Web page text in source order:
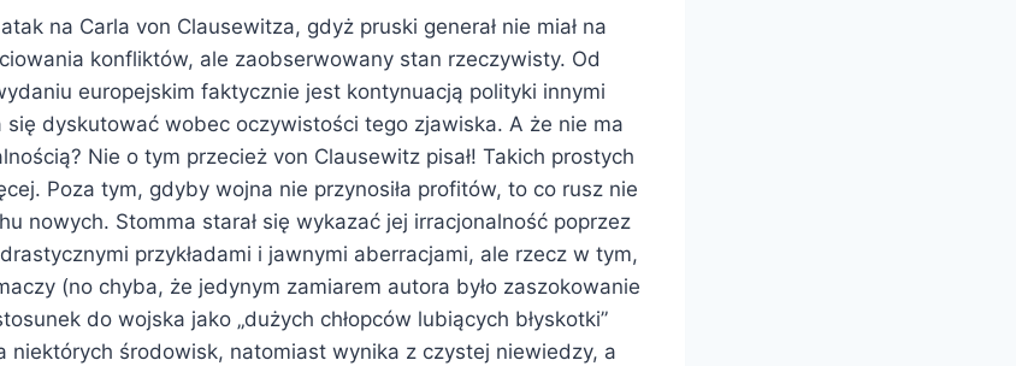
na Carla von Clausewitza, gdyż pruski generał nie miał na
konfliktów, ale zaobserwowany stan rzeczywisty. Od
europejskim faktycznie jest kontynuacją polityki innymi
się dyskutować wobec oczywistości tego zjawiska. A że nie ma
Nie o tym przecież von Clausewitz pisał! Takich prostych
Poza tym, gdyby wojna nie przynosiła profitów, to co rusz nie
nowych. Stomma starał się wykazać jej irracjonalność poprzez
przykładami i jawnymi aberracjami, ale rzecz w tym,
(no chyba, że jedynym zamiarem autora było zaszokowanie
do wojska jako „dużych chłopców lubiących błyskotki”
niektórych środowisk, natomiast wynika z czystej niewiedzy, a